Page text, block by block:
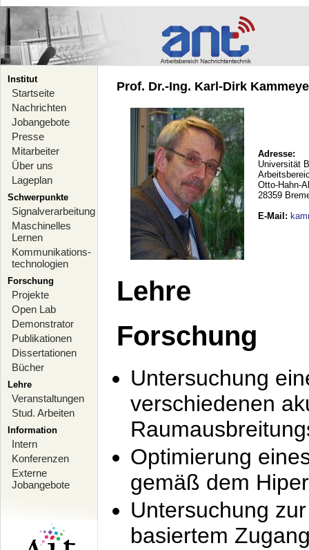
Institut
Startseite
Nachrichten
Jobangebote
Presse
Mitarbeiter
Über uns
Lageplan
Schwerpunkte
Signalverarbeitung
Maschinelles
Lernen
Kommunikations-
technologien
Forschung
Projekte
Open Lab
Demonstrator
Publikationen
Dissertationen
Bücher
Lehre
Veranstaltungen
Stud. Arbeiten
Information
Intern
Konferenzen
Externe
Jobangebote
Prof. Dr.-Ing. Karl-Dirk
Adresse:
Universität
Otto-Hahn-
28359
E-Mail :
Lehre
Forschung
Untersuchung
verschiedenen
Optimierung
gemäß dem
Untersuchung
basiertem